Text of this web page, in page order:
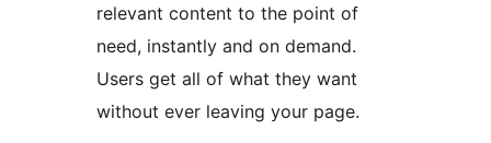
relevant content to the point of
need, instantly and on demand.
Users get all of what they want
without ever leaving your page.